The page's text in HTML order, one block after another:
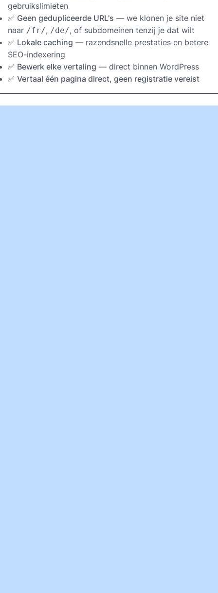
gebruikslimieten
✅ Geen gedupliceerde URL's — we klonen je site niet
naar /fr/, /de/, of subdomeinen tenzij je dat wilt
✅ Lokale caching — razendsnelle prestaties en betere
SEO-indexering
✅ Bewerk elke vertaling — direct binnen WordPress
✅ Vertaal één pagina direct, geen registratie vereist